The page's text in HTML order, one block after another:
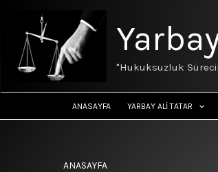
"Hukuksuzluk
ANASAYFA YARBAY ALİ TATAR
ANASAYFA